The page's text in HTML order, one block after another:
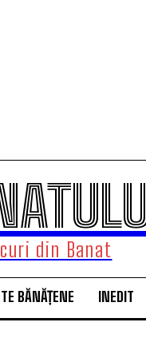
din Banat
BĂNĂȚENE INEDIT